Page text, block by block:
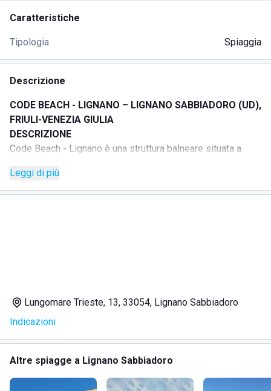
Caratteristiche
Tipologia Spiaggia
Descrizione
CODE BEACH - LIGNANO – LIGNANO SABBIADORO (UD),
FRIULI-VENEZIA GIULIA
DESCRIZIONE
Code Beach - Lignano è una struttura balneare situata a
City, lungo Lungomare Trieste.
La struttura offre servizi spiaggia pensati per vivere il mare
SERVIZI
Ombrelloni stagionali
Ombrelloni giornalieri
Cabine private
Prima fila fronte mare
Leggi di più
Lungomare Trieste, 13, 33054, Lignano Sabbiadoro
Indicazioni
Altre spiagge a Lignano Sabbiadoro